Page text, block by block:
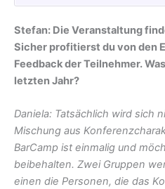
Stefan: Die Veranstaltung
Sicher profitierst du von den
Feedback der Teilnehmer.
letzten Jahr?
Daniela: Tatsächlich wird sich
Mischung aus
BarCamp ist einmalig und
beibehalten. Zwei Gruppen
einen die Personen, die das